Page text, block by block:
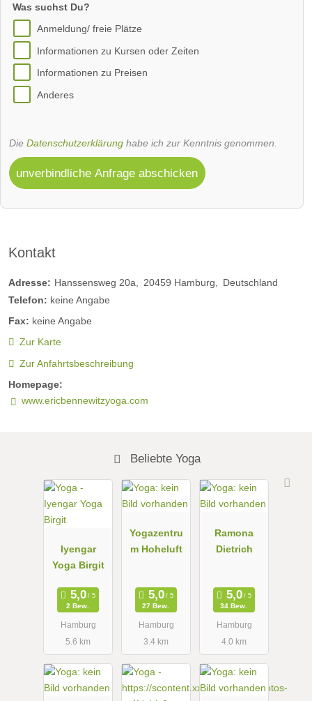
Was suchst Du?
Anmeldung/ freie Plätze
Informationen zu Kursen oder Zeiten
Informationen zu Preisen
Anderes
Die Datenschutzerklärung habe ich zur Kenntnis genommen.
unverbindliche Anfrage abschicken
Kontakt
Adresse: Hanssensweg 20a 20459 Hamburg
Deutschland
Telefon: keine Angabe
Fax: keine Angabe
Zur Karte
Zur Anfahrtsbeschreibung
Homepage:
www.ericbennewitzyoga.com
Beliebte Yoga
Iyengar
Yoga Birgit
2 Bew.
Hamburg
5.6 km
Yogazentru
m Hoheluft
27 Bew.
Hamburg
3.4 km
Ramona
Dietrich
34 Bew.
Hamburg
4.0 km